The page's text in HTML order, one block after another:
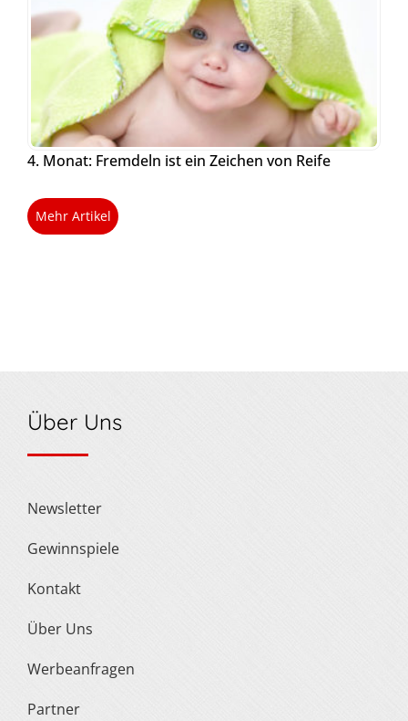
4. Monat: Fremdeln ist ein Zeichen von Reife
Mehr Artikel
Über Uns
Newsletter
Gewinnspiele
Kontakt
Über Uns
Werbeanfragen
Partner